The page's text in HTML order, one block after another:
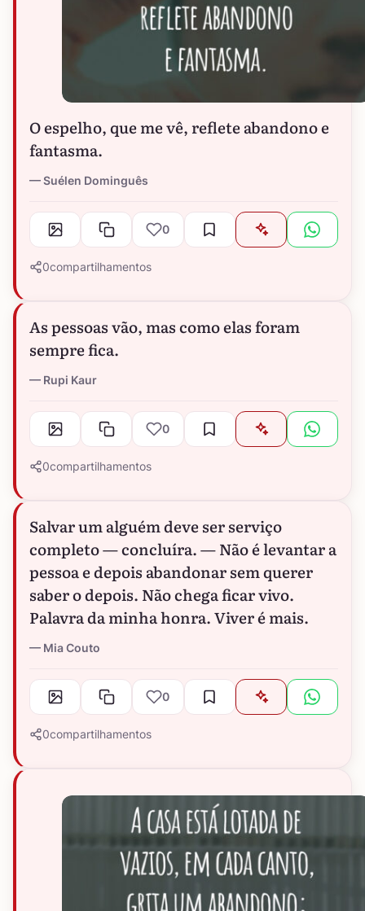
O espelho, que me vê, reflete abandono e
fantasma.
Suélen Dominguês
0
0compartilhamentos
As pessoas vão, mas como elas foram
sempre fica.
Rupi Kaur
0
0compartilhamentos
Salvar um alguém deve ser serviço
completo — concluíra. — Não é levantar a
pessoa e depois abandonar sem querer
saber o depois. Não chega ficar vivo.
Palavra da minha honra. Viver é mais.
Mia Couto
0
0compartilhamentos